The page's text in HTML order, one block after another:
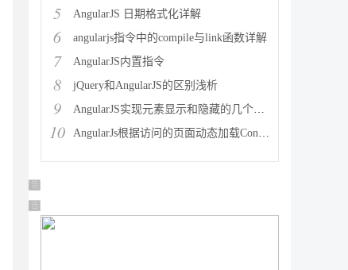
5 AngularJS 日期格式化详解
6 angularjs指令中的compile与link函数详解
7 AngularJS内置指令
8 jQuery和AngularJS的区别浅析
9 AngularJS实现元素显示和隐藏的几个案例
10 AngularJs根据访问的页面动态加载Controller
广告 商业广告，理性选择
广告 商业广告，理性选择